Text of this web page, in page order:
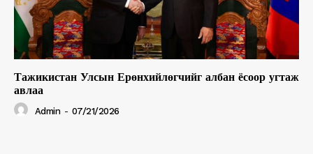
Тажикистан Улсын Ерөнхийлөгчийг албан ёсоор угтаж
авлаа
Admin - 07/21/2026